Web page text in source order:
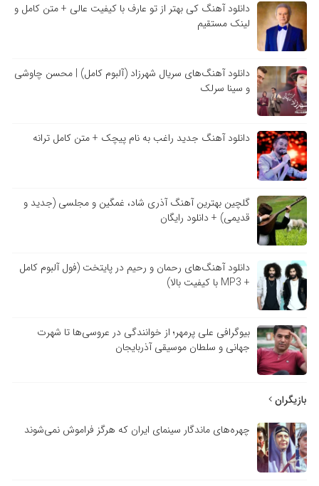
دانلود آهنگ کی بهتر از تو عارف با کیفیت عالی + متن کامل و
لینک مستقیم
دانلود آهنگ‌های سریال شهرزاد (آلبوم کامل) | محسن چاوشی
و سینا سرلک
دانلود آهنگ جدید راغب به نام پیچک + متن کامل ترانه
گلچین بهترین آهنگ آذری شاد، غمگین و مجلسی (جدید و
قدیمی) + دانلود رایگان
دانلود آهنگ‌های رحمان و رحیم در پایتخت (فول آلبوم کامل
+ MP3 با کیفیت بالا)
بیوگرافی علی پرمهر؛ از خوانندگی در عروسی‌ها تا شهرت
جهانی و سلطان موسیقی آذربایجان
بازیگران
چهره‌های ماندگار سینمای ایران که هرگز فراموش نمی‌شوند